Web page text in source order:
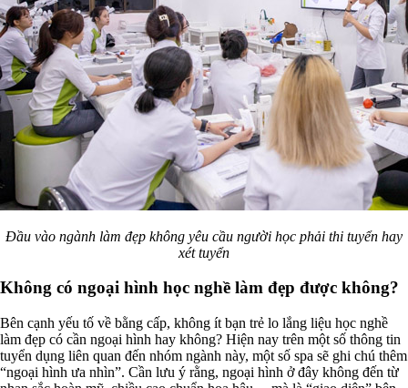
Đầu vào ngành làm đẹp không yêu cầu người học phải thi tuyển hay
xét tuyển
Không có ngoại hình học nghề làm đẹp được không?
Bên cạnh yếu tố về bằng cấp, không ít bạn trẻ lo lắng liệu học nghề
làm đẹp có cần ngoại hình hay không? Hiện nay trên một số thông tin
tuyển dụng liên quan đến nhóm ngành này, một số spa sẽ ghi chú thêm
“ngoại hình ưa nhìn”. Cần lưu ý rằng, ngoại hình ở đây không đến từ